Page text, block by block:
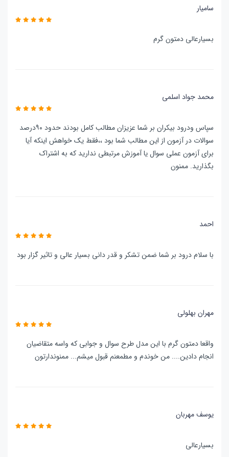
سامیار
بسیارعالی دمتون گرم
محمد جواد اسلمی
سپاس ودرود بیکران بر شما عزیزان مطالب کامل بودند حدود ۹۰درصد
سوالات در آزمون از این مطالب شما بود ،،فقط یک خواهش اینکه آیا
برای آزمون عملی سوال یا آموزش مرتبطی ندارید که به اشتراک
بگذارید. ممنون
احمد
با سلام درود بر شما ضمن تشکر و قدر دانی بسیار عالی و تاثیر گزار بود
مهران بهلولی
واقعا دمتون گرم با این مدل طرح سوال و جوابی که واسه متقاضیان
انجام دادین.... من خوندم و مطمعنم قبول میشم... ممنوندارتون
یوسف مهربان
بسیارعالی